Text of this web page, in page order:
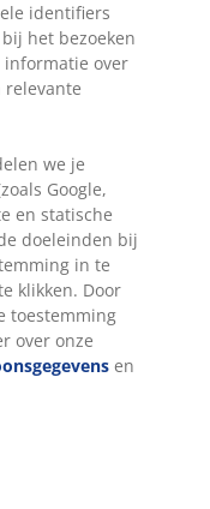
identifiers
het bezoeken
informatie over
we je
Google,
en statische
doeleinden bij
in te
klikken. Door
toestemming
over onze
en